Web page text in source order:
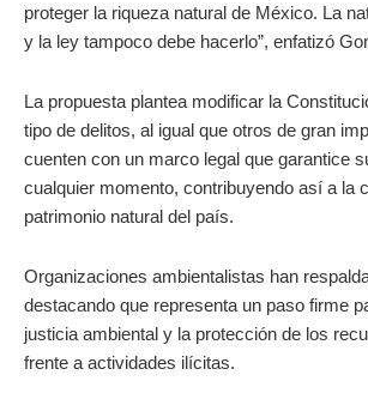
proteger la riqueza natural de México. La
y la ley tampoco debe hacerlo”, enfatizó
La propuesta plantea modificar la
tipo de delitos, al igual que otros de gran
cuenten con un marco legal que garantice
cualquier momento, contribuyendo así a la
patrimonio natural del país.
Organizaciones ambientalistas han
destacando que representa un paso firme
justicia ambiental y la protección de los
frente a actividades ilícitas.